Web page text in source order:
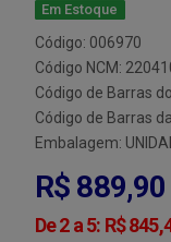
Em Estoque
Código: 006970
Código NCM:
Código de Barras
Código de Barras
Embalagem:
R$ 889,90
De 2 a 5: R$